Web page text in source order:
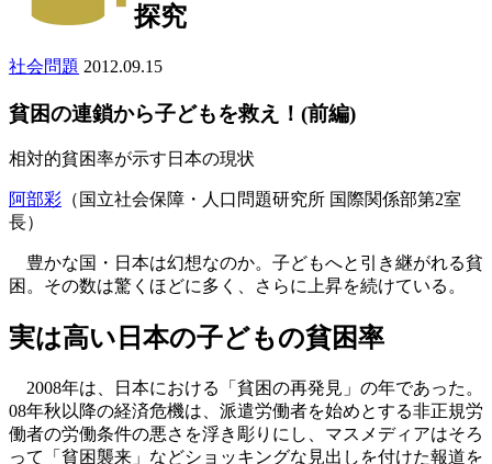
探究
社会問題 2012.09.15
貧困の連鎖から子どもを救え！(前編)
相対的貧困率が示す日本の現状
阿部彩 （国立社会保障・人口問題研究所 国際関係部第2室
長）
豊かな国・日本は幻想なのか。子どもへと引き継がれる貧
困。その数は驚くほどに多く、さらに上昇を続けている。
実は高い日本の子どもの貧困率
2008年は、日本における「貧困の再発見」の年であった。
08年秋以降の経済危機は、派遣労働者を始めとする非正規労
働者の労働条件の悪さを浮き彫りにし、マスメディアはそろ
って「貧困襲来」などショッキングな見出しを付けた報道を